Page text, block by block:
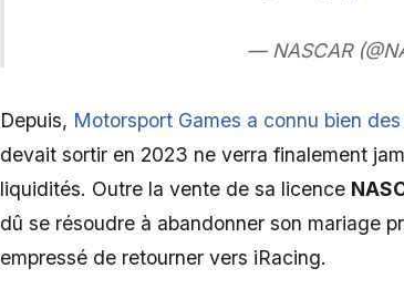
— NASCAR
Depuis, Motorsport Games a connu bien
devait sortir en 2023 ne verra finalement
liquidités. Outre la vente de sa licence
dû se résoudre à abandonner son mariage
empressé de retourner vers iRacing.